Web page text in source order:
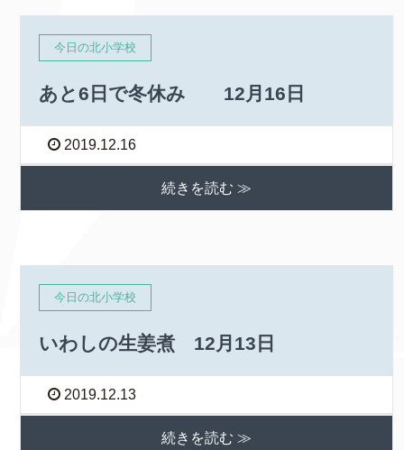
今日の北小学校
あと6日で冬休み 12月16日
2019.12.16
続きを読む ≫
今日の北小学校
いわしの生姜煮 12月13日
2019.12.13
続きを読む ≫